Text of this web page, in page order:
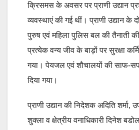
क्रिसमस के अवसर पर प्राणी उद्यान
व्यवस्थाएं की गई थीं। प्राणी उद्यान के
पुरुष एवं महिला पुलिस बल की तैनाती
प्रत्येक वन्य जीव के बाड़ों पर सुरक्षा
गया। पेयजल एवं शौचालयों की साफ-
दिया गया।
प्राणी उद्यान की निदेशक अदिति शर्मा,
शुक्ला व क्षेत्रीय वनाधिकारी दिनेश